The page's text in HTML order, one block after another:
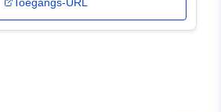
Toegangs-URL